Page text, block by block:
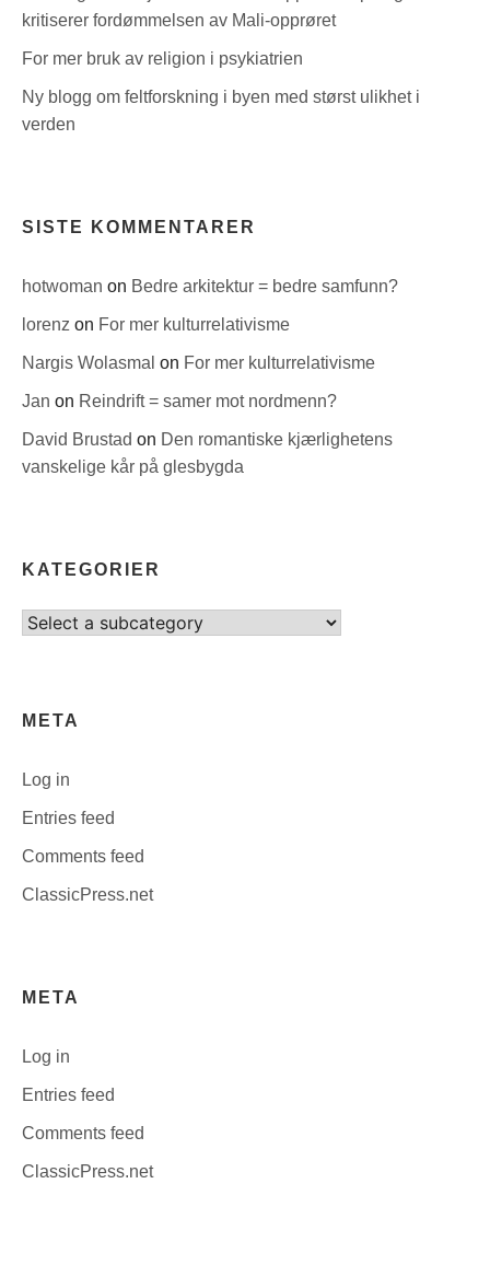
kritiserer fordømmelsen av Mali-opprøret
For mer bruk av religion i psykiatrien
Ny blogg om feltforskning i byen med størst ulikhet i
verden
SISTE KOMMENTARER
hotwoman on Bedre arkitektur = bedre samfunn?
lorenz on For mer kulturrelativisme
Nargis Wolasmal on For mer kulturrelativisme
Jan on Reindrift = samer mot nordmenn?
David Brustad on Den romantiske kjærlighetens
vanskelige kår på glesbygda
KATEGORIER
Select
META
Log in
Entries feed
Comments feed
ClassicPress.net
META
Log in
Entries feed
Comments feed
ClassicPress.net